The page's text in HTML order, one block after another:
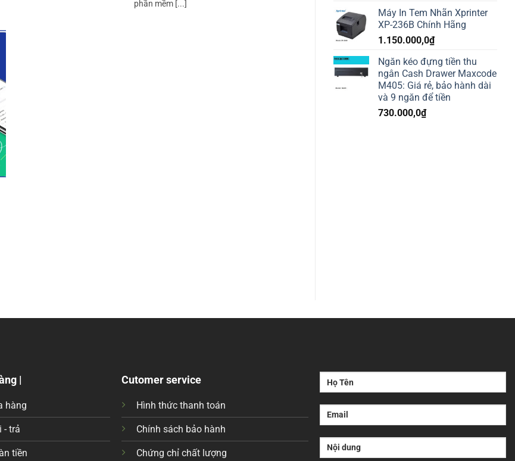
phần mềm [...]
Máy In Tem Nhãn Xprinter
XP-236B Chính Hãng
1.150.000,0₫
Ngăn kéo đựng tiền thu
ngân Cash Drawer Maxcode
M405: Giá rẻ, bảo hành dài
và 9 ngăn để tiền
730.000,0₫
|
hàng
- trả
tiền
Cutomer service
Hình thức thanh toán
Chính sách bảo hành
Chứng chỉ chất lượng